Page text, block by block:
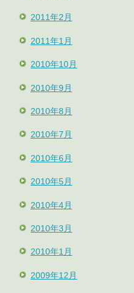
2011年2月
2011年1月
2010年10月
2010年9月
2010年8月
2010年7月
2010年6月
2010年5月
2010年4月
2010年3月
2010年1月
2009年12月